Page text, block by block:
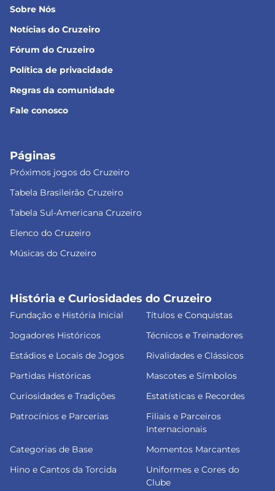
Sobre Nós
Notícias do Cruzeiro
Fórum do Cruzeiro
Política de privacidade
Regras da comunidade
Fale conosco
Páginas
Próximos jogos do Cruzeiro
Tabela Brasileirão Cruzeiro
Tabela Sul-Americana Cruzeiro
Elenco do Cruzeiro
Músicas do Cruzeiro
História e Curiosidades do Cruzeiro
Fundação e História Inicial
Títulos e Conquistas
Jogadores Históricos
Técnicos e Treinadores
Estádios e Locais de Jogos
Rivalidades e Clássicos
Partidas Históricas
Mascotes e Símbolos
Curiosidades e Tradições
Estatísticas e Recordes
Patrocínios e Parcerias
Filiais e Parceiros
Internacionais
Categorias de Base
Momentos Marcantes
Hino e Cantos da Torcida
Uniformes e Cores do
Clube